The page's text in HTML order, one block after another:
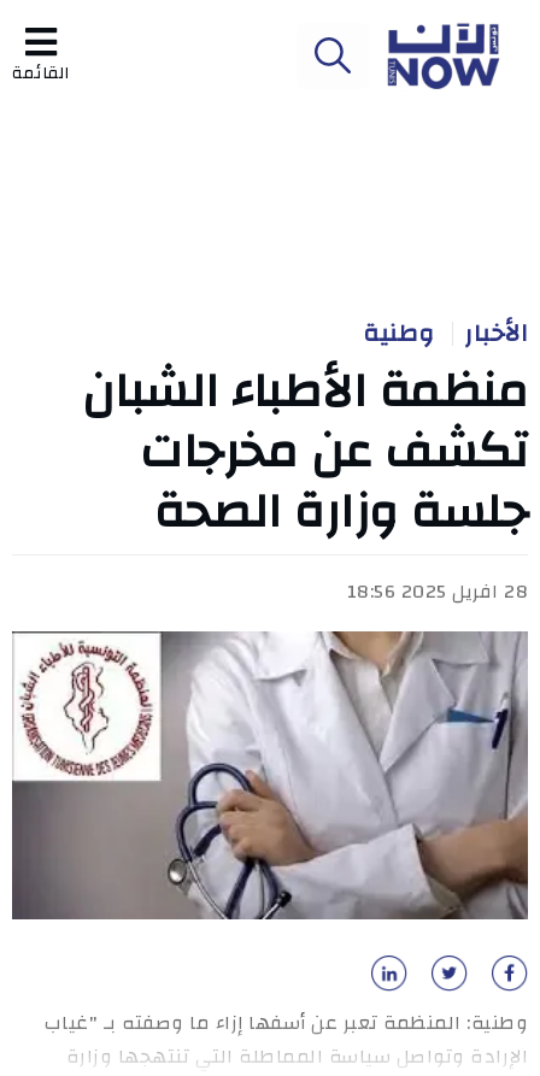
القائمة
الأخبار وطنية
منظمة الأطباء الشبان
تكشف عن مخرجات
جلسة وزارة الصحة
28 افريل 2025 18:56
وطنية: المنظمة تعبر عن أسفها إزاء ما وصفته بـ "غياب
الإرادة وتواصل سياسة المماطلة التي تنتهجها وزارة